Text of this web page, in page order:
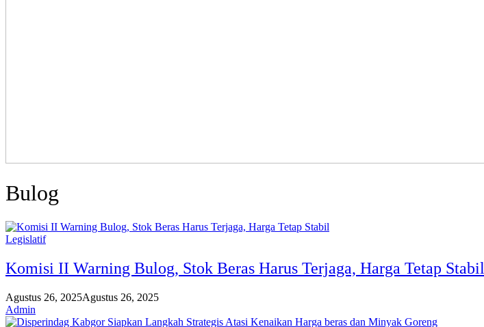
Bulog
Legislatif
Komisi II Warning Bulog, Stok Beras Harus Terjaga, Harga Tetap Stabil
Agustus 26, 2025Agustus 26, 2025
Admin